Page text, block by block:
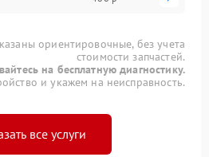
ориентировочные, без учета
стоимости запчастей.
на бесплатную диагностику.
и укажем на неисправность.
все услуги